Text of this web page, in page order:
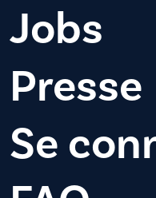
Jobs
Presse
Se